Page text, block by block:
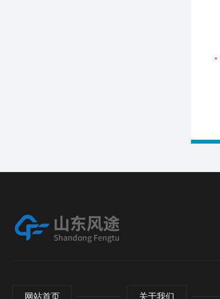
网站首页 关于我们